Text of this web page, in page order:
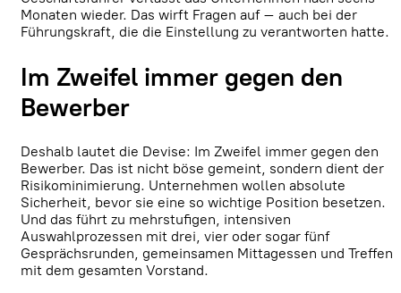
Monaten wieder. Das wirft Fragen auf – auch bei der
Führungskraft, die die Einstellung zu verantworten hatte.
Im Zweifel immer gegen den
Bewerber
Deshalb lautet die Devise: Im Zweifel immer gegen den
Bewerber. Das ist nicht böse gemeint, sondern dient der
Risikominimierung. Unternehmen wollen absolute
Sicherheit, bevor sie eine so wichtige Position besetzen.
Und das führt zu mehrstufigen, intensiven
Auswahlprozessen mit drei, vier oder sogar fünf
Gesprächsrunden, gemeinsamen Mittagessen und Treffen
mit dem gesamten Vorstand.